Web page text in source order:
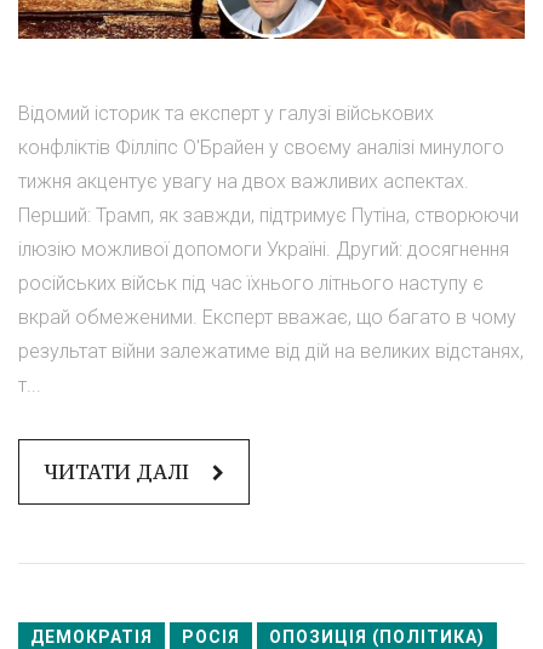
Відомий історик та експерт у галузі військових
конфліктів Філліпс О'Брайен у своєму аналізі минулого
тижня акцентує увагу на двох важливих аспектах.
Перший: Трамп, як завжди, підтримує Путіна, створюючи
ілюзію можливої допомоги Україні. Другий: досягнення
російських військ під час їхнього літнього наступу є
вкрай обмеженими. Експерт вважає, що багато в чому
результат війни залежатиме від дій на великих відстанях,
т...
ЧИТАТИ ДАЛІ
ДЕМОКРАТІЯ РОСІЯ ОПОЗИЦІЯ (ПОЛІТИКА)